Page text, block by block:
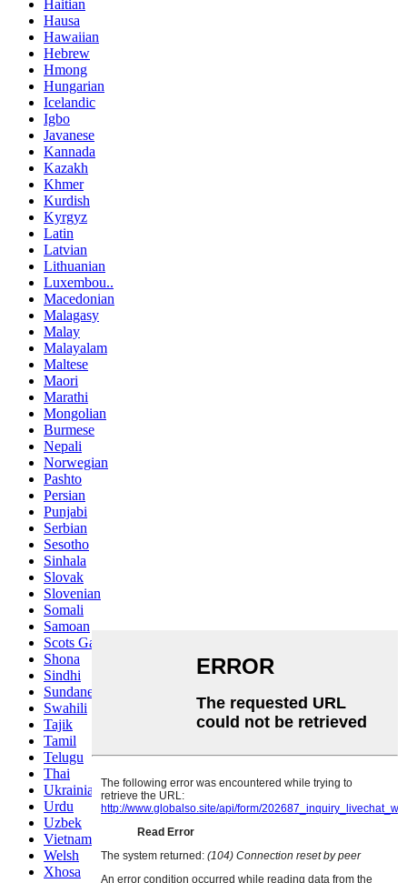
Haitian
Hausa
Hawaiian
Hebrew
Hmong
Hungarian
Icelandic
Igbo
Javanese
Kannada
Kazakh
Khmer
Kurdish
Kyrgyz
Latin
Latvian
Lithuanian
Luxembou..
Macedonian
Malagasy
Malay
Malayalam
Maltese
Maori
Marathi
Mongolian
Burmese
Nepali
Norwegian
Pashto
Persian
Punjabi
Serbian
Sesotho
Sinhala
Slovak
Slovenian
Somali
Samoan
Scots Gaelic
Shona
Sindhi
Sundanese
Swahili
Tajik
Tamil
Telugu
Thai
Ukrainian
Urdu
Uzbek
Vietnamese
Welsh
Xhosa